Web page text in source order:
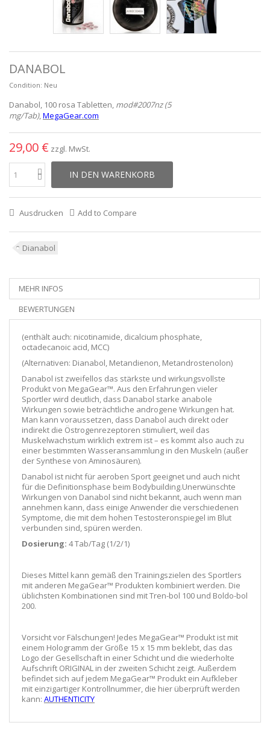
DANABOL
Condition: Neu
Danabol, 100 rosa Tabletten, mod#2007nz (5
mg/Tab),MegaGear.com
29,00 € zzgl. MwSt.
IN DEN WARENKORB
Ausdrucken Add to Compare
Dianabol
MEHR INFOS
BEWERTUNGEN
(enthält auch: nicotinamide, dicalcium phosphate,
octadecanoic acid, MCC)
(Alternativen: Dianabol, Metandienon, Metandrostenolon)
Danabol ist zweifellos das stärkste und wirkungsvollste
Produkt von MegaGear™. Aus den Erfahrungen vieler
Sportler wird deutlich, dass Danabol starke anabole
Wirkungen sowie beträchtliche androgene Wirkungen hat.
Man kann voraussetzen, dass Danabol auch direkt oder
indirekt die Östrogenrezeptoren stimuliert, weil das
Muskelwachstum wirklich extrem ist – es kommt also auch zu
einer bestimmten Wasseransammlung in den Muskeln (außer
der Synthese von Aminosäuren).
Danabol ist nicht für aeroben Sport geeignet und auch nicht
für die Definitionsphase beim Bodybuilding.Unerwünschte
Wirkungen von Danabol sind nicht bekannt, auch wenn man
annehmen kann, dass einige Anwender die verschiedenen
Symptome, die mit dem hohen Testosteronspiegel im Blut
verbunden sind, spüren werden.
Dosierung: 4 Tab/Tag (1/2/1)
Dieses Mittel kann gemäß den Trainingszielen des Sportlers
mit anderen MegaGear™ Produkten kombiniert werden. Die
üblichsten Kombinationen sind mit Tren-bol 100 und Boldo-bol
200.
Vorsicht vor Fälschungen! Jedes MegaGear™ Produkt ist mit
einem Hologramm der Größe 15 x 15 mm beklebt, das das
Logo der Gesellschaft in einer Schicht und die wiederholte
Aufschrift ORIGINAL in der zweiten Schicht zeigt. Außerdem
befindet sich auf jedem MegaGear™ Produkt ein Aufkleber
mit einzigartiger Kontrollnummer, die hier überprüft werden
kann: AUTHENTICITY